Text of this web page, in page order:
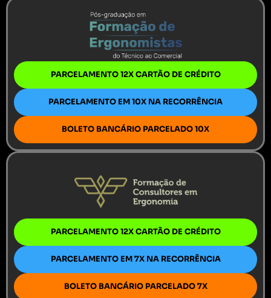
PARCELAMENTO 12X CARTÃO DE CRÉDITO
PARCELAMENTO EM 10X NA RECORRÊNCIA
BOLETO BANCÁRIO PARCELADO 10X
PARCELAMENTO 12X CARTÃO DE CRÉDITO
PARCELAMENTO EM 7X NA RECORRÊNCIA
BOLETO BANCÁRIO PARCELADO 7X